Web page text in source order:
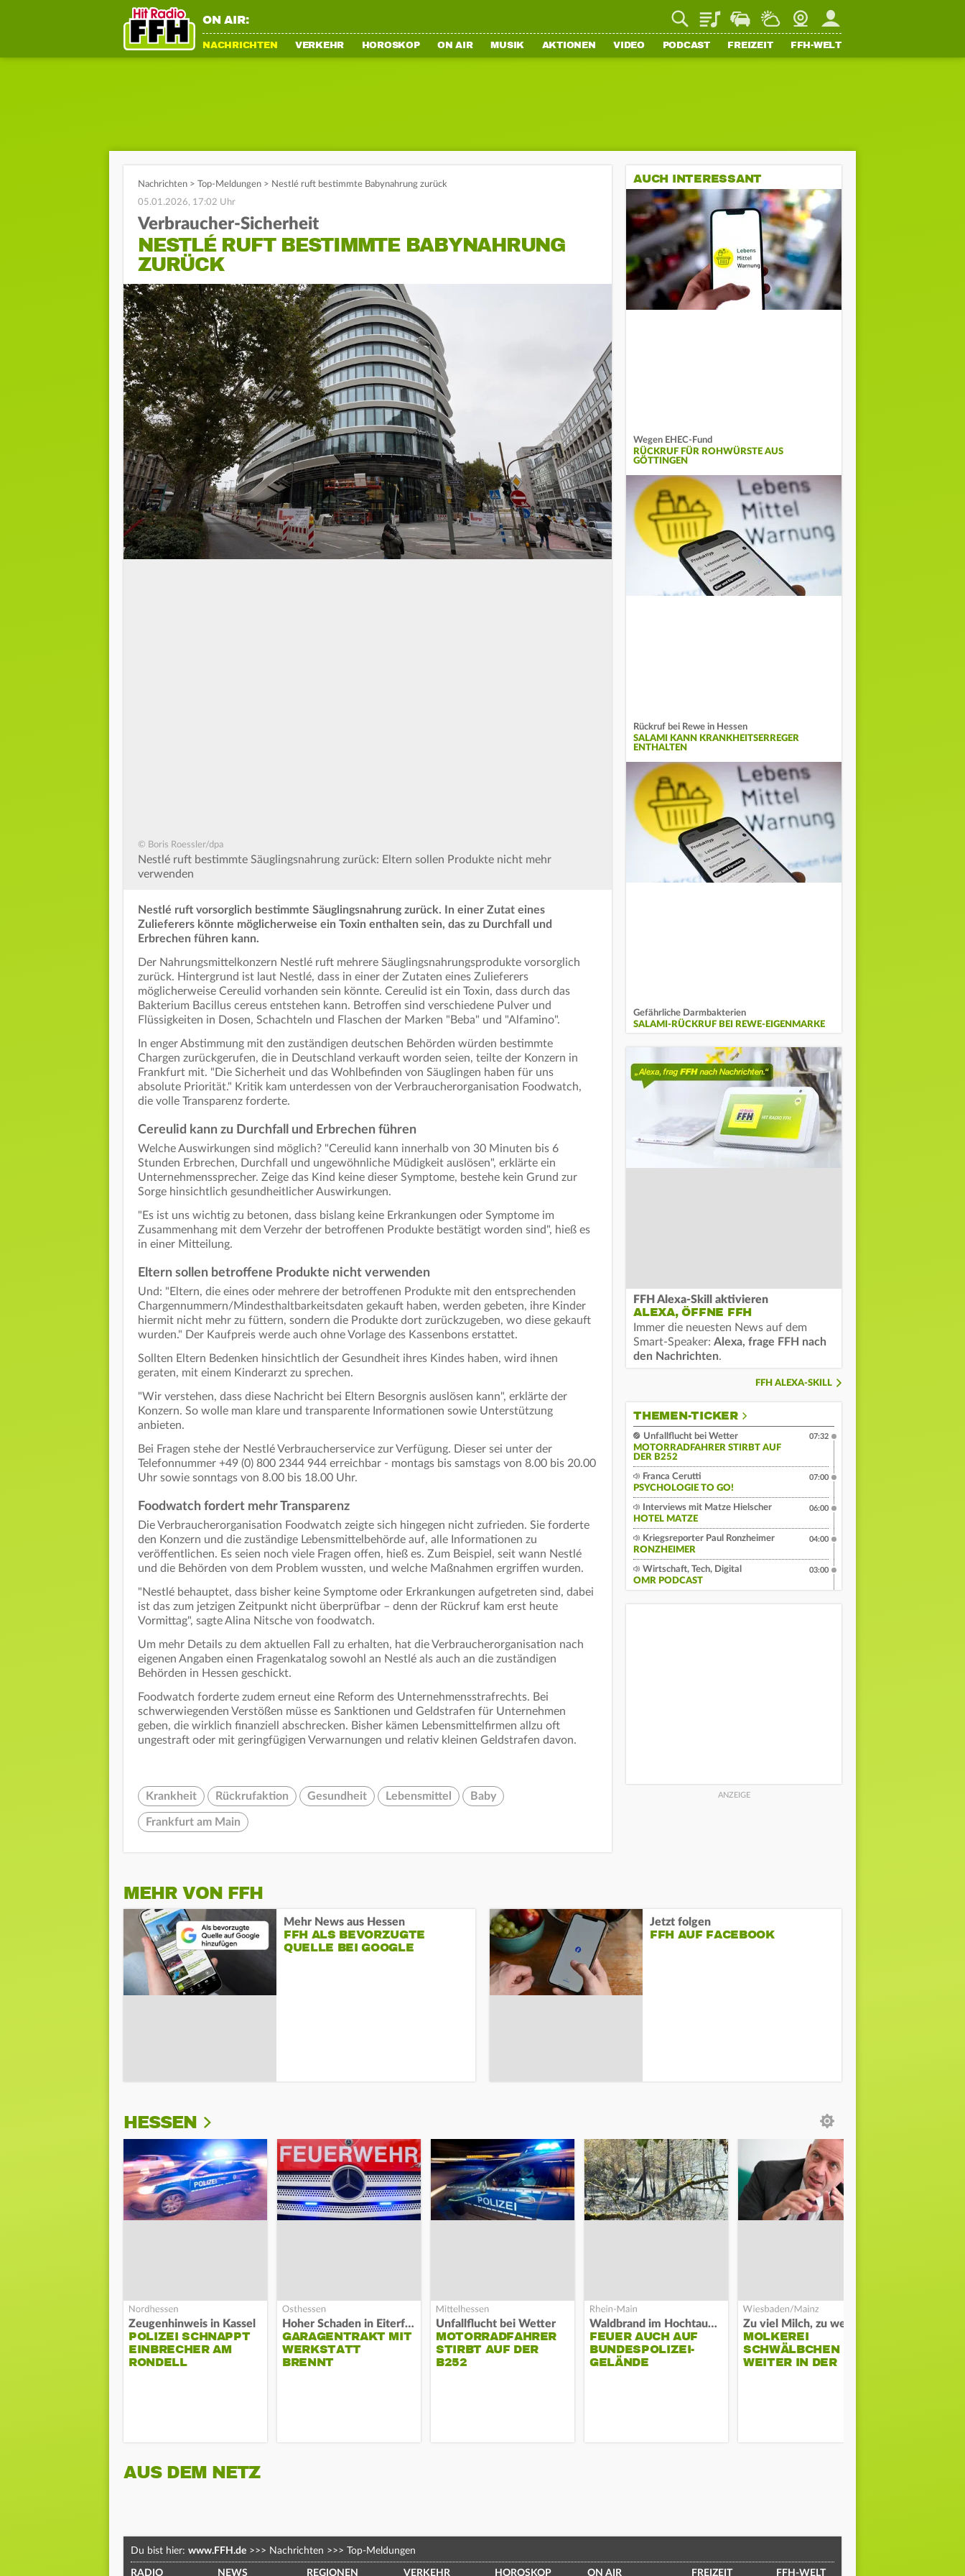
ON AIR: PlaylistStaupilotWetterWebcamMein FFH
NACHRICHTEN VERKEHR HOROSKOP ON AIR MUSIK AKTIONEN VIDEO PODCAST FREIZEIT FFH-WELT
Nachrichten > Top-Meldungen > Nestlé ruft bestimmte Babynahrung zurück
05.01.2026, 17:02 Uhr
Verbraucher-Sicherheit
NESTLÉ RUFT BESTIMMTE BABYNAHRUNG
ZURÜCK
© Boris Roessler/dpa
Nestlé ruft bestimmte Säuglingsnahrung zurück: Eltern sollen Produkte nicht mehr
verwenden
Nestlé ruft vorsorglich bestimmte Säuglingsnahrung zurück. In einer Zutat eines
Zulieferers könnte möglicherweise ein Toxin enthalten sein, das zu Durchfall und
Erbrechen führen kann.
Der Nahrungsmittelkonzern Nestlé ruft mehrere Säuglingsnahrungsprodukte vorsorglich
zurück. Hintergrund ist laut Nestlé, dass in einer der Zutaten eines Zulieferers
möglicherweise Cereulid vorhanden sein könnte. Cereulid ist ein Toxin, dass durch das
Bakterium Bacillus cereus entstehen kann. Betroffen sind verschiedene Pulver und
Flüssigkeiten in Dosen, Schachteln und Flaschen der Marken "Beba" und "Alfamino".
In enger Abstimmung mit den zuständigen deutschen Behörden würden bestimmte
Chargen zurückgerufen, die in Deutschland verkauft worden seien, teilte der Konzern in
Frankfurt mit. "Die Sicherheit und das Wohlbefinden von Säuglingen haben für uns
absolute Priorität." Kritik kam unterdessen von der Verbraucherorganisation Foodwatch,
die volle Transparenz forderte.
Cereulid kann zu Durchfall und Erbrechen führen
Welche Auswirkungen sind möglich? "Cereulid kann innerhalb von 30 Minuten bis 6
Stunden Erbrechen, Durchfall und ungewöhnliche Müdigkeit auslösen", erklärte ein
Unternehmenssprecher. Zeige das Kind keine dieser Symptome, bestehe kein Grund zur
Sorge hinsichtlich gesundheitlicher Auswirkungen.
"Es ist uns wichtig zu betonen, dass bislang keine Erkrankungen oder Symptome im
Zusammenhang mit dem Verzehr der betroffenen Produkte bestätigt worden sind", hieß es
in einer Mitteilung.
Eltern sollen betroffene Produkte nicht verwenden
Und: "Eltern, die eines oder mehrere der betroffenen Produkte mit den entsprechenden
Chargennummern/Mindesthaltbarkeitsdaten gekauft haben, werden gebeten, ihre Kinder
hiermit nicht mehr zu füttern, sondern die Produkte dort zurückzugeben, wo diese gekauft
wurden." Der Kaufpreis werde auch ohne Vorlage des Kassenbons erstattet.
Sollten Eltern Bedenken hinsichtlich der Gesundheit ihres Kindes haben, wird ihnen
geraten, mit einem Kinderarzt zu sprechen.
"Wir verstehen, dass diese Nachricht bei Eltern Besorgnis auslösen kann", erklärte der
Konzern. So wolle man klare und transparente Informationen sowie Unterstützung
anbieten.
Bei Fragen stehe der Nestlé Verbraucherservice zur Verfügung. Dieser sei unter der
Telefonnummer +49 (0) 800 2344 944 erreichbar - montags bis samstags von 8.00 bis 20.00
Uhr sowie sonntags von 8.00 bis 18.00 Uhr.
Foodwatch fordert mehr Transparenz
Die Verbraucherorganisation Foodwatch zeigte sich hingegen nicht zufrieden. Sie forderte
den Konzern und die zuständige Lebensmittelbehörde auf, alle Informationen zu
veröffentlichen. Es seien noch viele Fragen offen, hieß es. Zum Beispiel, seit wann Nestlé
und die Behörden von dem Problem wussten, und welche Maßnahmen ergriffen wurden.
"Nestlé behauptet, dass bisher keine Symptome oder Erkrankungen aufgetreten sind, dabei
ist das zum jetzigen Zeitpunkt nicht überprüfbar – denn der Rückruf kam erst heute
Vormittag", sagte Alina Nitsche von foodwatch.
Um mehr Details zu dem aktuellen Fall zu erhalten, hat die Verbraucherorganisation nach
eigenen Angaben einen Fragenkatalog sowohl an Nestlé als auch an die zuständigen
Behörden in Hessen geschickt.
Foodwatch forderte zudem erneut eine Reform des Unternehmensstrafrechts. Bei
schwerwiegenden Verstößen müsse es Sanktionen und Geldstrafen für Unternehmen
geben, die wirklich finanziell abschrecken. Bisher kämen Lebensmittelfirmen allzu oft
ungestraft oder mit geringfügigen Verwarnungen und relativ kleinen Geldstrafen davon.
Krankheit Rückrufaktion Gesundheit Lebensmittel Baby
Frankfurt am Main
AUCH INTERESSANT
Wegen EHEC-Fund
RÜCKRUF FÜR ROHWÜRSTE AUS
GÖTTINGEN
Rückruf bei Rewe in Hessen
SALAMI KANN KRANKHEITSERREGER
ENTHALTEN
Gefährliche Darmbakterien
SALAMI-RÜCKRUF BEI REWE-EIGENMARKE
FFH Alexa-Skill aktivieren
ALEXA, ÖFFNE FFH
Immer die neuesten News auf dem
Smart-Speaker: Alexa, frage FFH nach
den Nachrichten.
FFH ALEXA-SKILL
THEMEN-TICKER
Unfallflucht bei Wetter
MOTORRADFAHRER STIRBT AUF
DER B252
07:32
Franca Cerutti
PSYCHOLOGIE TO GO!
07:00
Interviews mit Matze Hielscher
HOTEL MATZE
06:00
Kriegsreporter Paul Ronzheimer
RONZHEIMER
04:00
Wirtschaft, Tech, Digital
OMR PODCAST
03:00
MEHR VON FFH
Mehr News aus Hessen
FFH ALS BEVORZUGTE
QUELLE BEI GOOGLE
Jetzt folgen
FFH AUF FACEBOOK
HESSEN
Zeugenhinweis in Kassel
POLIZEI SCHNAPPT
EINBRECHER AM
RONDELL
Hoher Schaden in Eiterfeld
GARAGENTRAKT MIT
WERKSTATT
BRENNT
Unfallflucht bei Wetter
MOTORRADFAHRER
STIRBT AUF DER
B252
Waldbrand im Hochtaunuskreis
FEUER AUCH AUF
BUNDESPOLIZEI-
GELÄNDE
MOLKEREI
SCHWÄLBCHEN
WEITER IN DER
AUS DEM NETZ
Du bist hier: www.FFH.de >>> Nachrichten >>> Top-Meldungen
RADIO NEWS REGIONEN VERKEHR HOROSKOP ON AIR FREIZEIT FFH-WELT